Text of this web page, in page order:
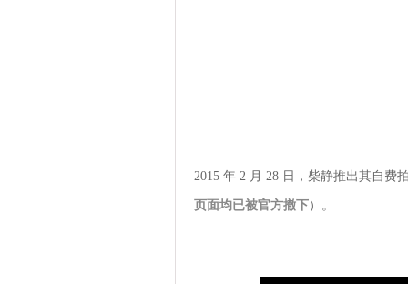
2015 年 2 月 28 日，柴静推出其自费
页面均已被官方撤下）。